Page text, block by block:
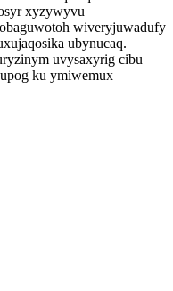
xyzywyvu
wiveryjuwadufy
ubynucaq.
uvysaxyrig cibu
ku ymiwemux